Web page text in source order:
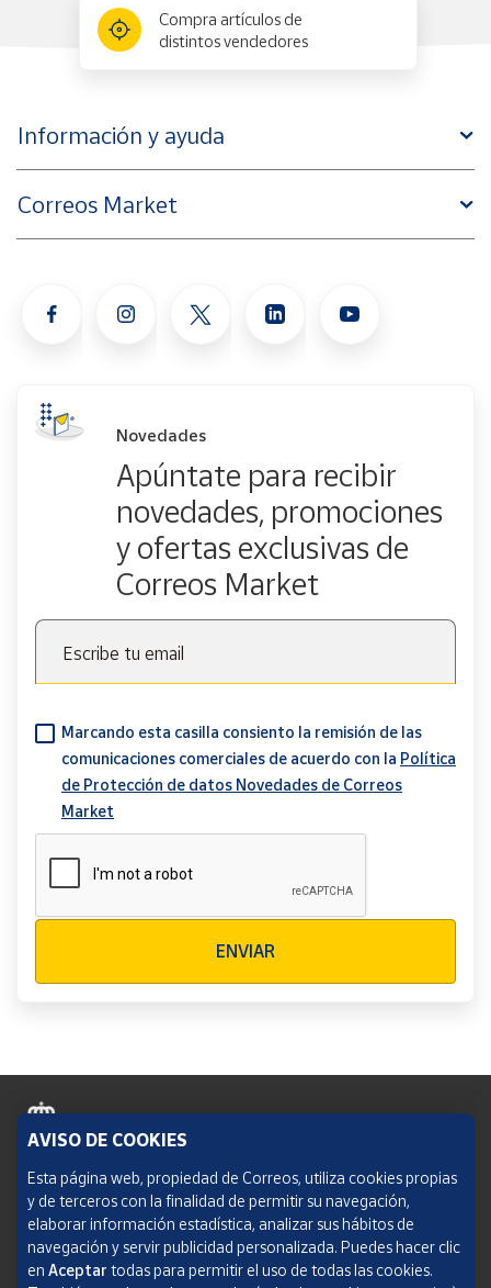
Compra artículos de
distintos vendedores
Información y ayuda
Correos Market
Novedades
Apúntate para recibir
novedades, promociones
y ofertas exclusivas de
Correos Market
Escribe tu email
Marcando esta casilla consiento la remisión de las
comunicaciones comerciales de acuerdo con la Política
de Protección de datos Novedades de Correos
Market
ENVIAR
Política de cookies
Aviso legal
Condiciones del servicio
AVISO DE COOKIES
Esta página web, propiedad de Correos, utiliza cookies propias
y de terceros con la finalidad de permitir su navegación,
elaborar información estadística, analizar sus hábitos de
navegación y servir publicidad personalizada. Puedes hacer clic
en Aceptar todas para permitir el uso de todas las cookies.